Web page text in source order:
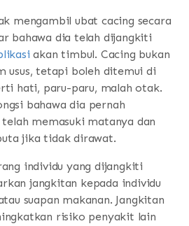
mengambil ubat cacing secara
bahawa dia telah dijangkiti
akan timbul. Cacing bukan
usus, tetapi boleh ditemui di
hati, paru-paru, malah otak.
bahawa dia pernah
memasuki matanya dan
jika tidak dirawat.
individu yang dijangkiti
jangkitan kepada individu
suapan makanan. Jangkitan
risiko penyakit lain